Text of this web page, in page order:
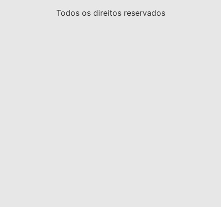
Todos os direitos reservados